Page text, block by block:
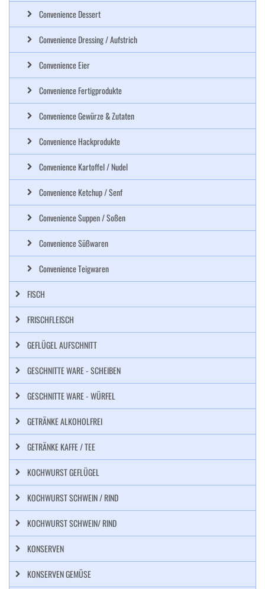
Convenience Dessert
Convenience Dressing / Aufstrich
Convenience Eier
Convenience Fertigprodukte
Convenience Gewürze & Zutaten
Convenience Hackprodukte
Convenience Kartoffel / Nudel
Convenience Ketchup / Senf
Convenience Suppen / Soßen
Convenience Süßwaren
Convenience Teigwaren
FISCH
FRISCHFLEISCH
GEFLÜGEL AUFSCHNITT
GESCHNITTE WARE - SCHEIBEN
GESCHNITTE WARE - WÜRFEL
GETRÄNKE ALKOHOLFREI
GETRÄNKE KAFFE / TEE
KOCHWURST GEFLÜGEL
KOCHWURST SCHWEIN / RIND
KOCHWURST SCHWEIN/ RIND
KONSERVEN
KONSERVEN GEMÜSE